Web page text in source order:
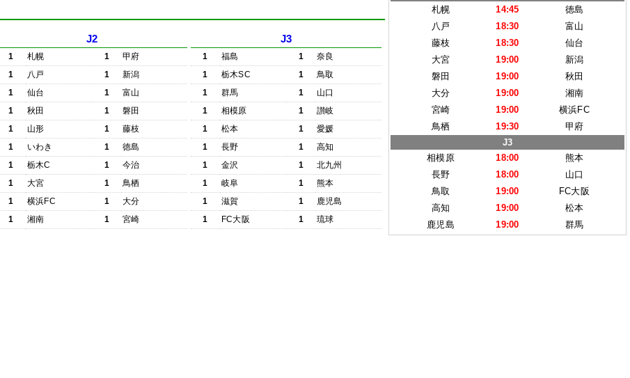
J2
1 札幌 1
甲府
1
八戸 1
新潟
1
仙台 1
富山
1
秋田 1
磐田
1
山形 1
藤枝
1
いわき 1
徳島
1
栃木C 1
今治
1
大宮 1
鳥栖
1
横浜FC 1
大分
1
湘南 1 宮崎
J3
1 福島 1
奈良
1
栃木SC 1
鳥取
1
群馬 1
山口
1
相模原 1
讃岐
1
松本 1
愛媛
1
長野 1
高知
1
金沢 1
北九州
1
岐阜 1
熊本
1
滋賀 1
鹿児島
1
FC大阪 1 琉球
札幌
14:45
徳島
八戸
18:30
富山
藤枝
18:30
仙台
大宮
19:00
新潟
磐田
19:00
秋田
大分
19:00
湘南
宮崎
19:00
横浜FC
鳥栖
19:30
甲府
J3
相模原
18:00
熊本
長野
18:00
山口
鳥取
19:00
FC大阪
高知
19:00
松本
鹿児島
19:00 群馬